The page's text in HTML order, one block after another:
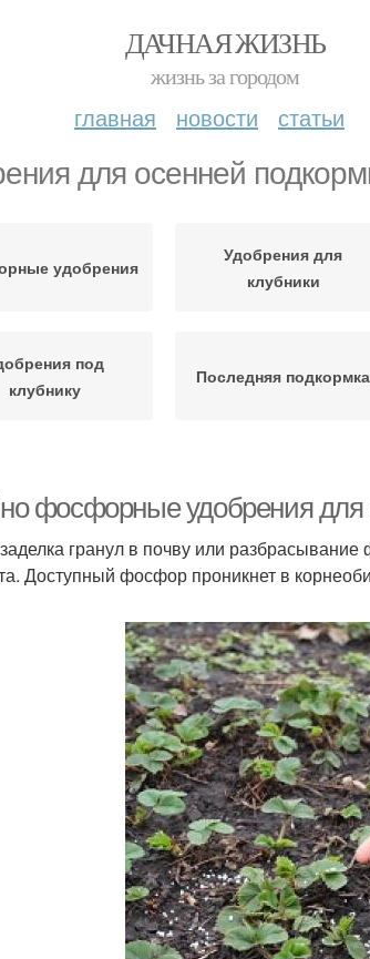
ДАЧНАЯ ЖИЗНЬ
жизнь за городом
главная новости статьи
для осенней
удобрения
Удобрения для
клубники
под
клубнику
Последняя подкормка
удобрения
удобрения
фосфорные удобрения для
гранул в почву или
Доступный фосфор проникнет в